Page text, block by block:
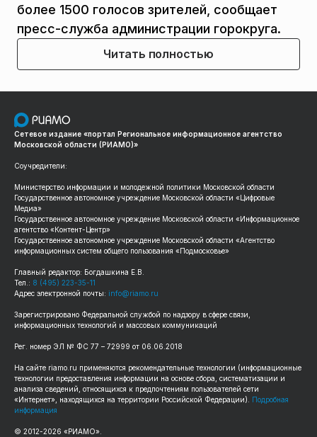
более 1500 голосов зрителей, сообщает
пресс-служба администрации горокруга.
Читать полностью
Сетевое издание «портал Региональное информационное агентство
Московской области (РИАМО)»
Соучредители:
Министерство информации и молодежной политики Московской области
Государственное автономное учреждение Московской области «Цифровые
Медиа»
Государственное автономное учреждение Московской области «Информационное
агентство «Контент-Центр»
Государственное автономное учреждение Московской области «Агентство
информационных систем общего пользования «Подмосковье»
Главный редактор: Богдашкина Е.В.
Тел.: 8 (495) 223-35-11
Адрес электронной почты: info@riamo.ru
Зарегистрировано Федеральной службой по надзору в сфере связи,
информационных технологий и массовых коммуникаций
Рег. номер ЭЛ № ФС 77 – 72999 от 06.06.2018
На сайте riamo.ru применяются рекомендательные технологии (информационные
технологии предоставления информации на основе сбора, систематизации и
анализа сведений, относящихся к предпочтениям пользователей сети
«Интернет», находящихся на территории Российской Федерации). Подробная
информация
© 2012-2026 «РИАМО».